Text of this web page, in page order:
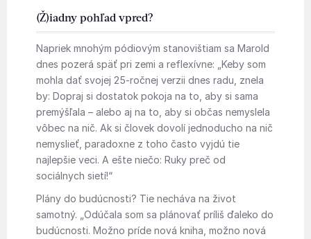
(Ž)iadny pohľad vpred?
Napriek mnohým pódiovým stanovištiam sa Marold
dnes pozerá späť pri zemi a reflexívne: „Keby som
mohla dať svojej 25-ročnej verzii dnes radu, znela
by: Dopraj si dostatok pokoja na to, aby si sama
premýšľala – alebo aj na to, aby si občas nemyslela
vôbec na nič. Ak si človek dovolí jednoducho na nič
nemyslieť, paradoxne z toho často vyjdú tie
najlepšie veci. A ešte niečo: Ruky preč od
sociálnych sietí!“
Plány do budúcnosti? Tie necháva na život
samotný. „Odúčala som sa plánovať príliš ďaleko do
budúcnosti. Možno príde nová kniha, možno nová